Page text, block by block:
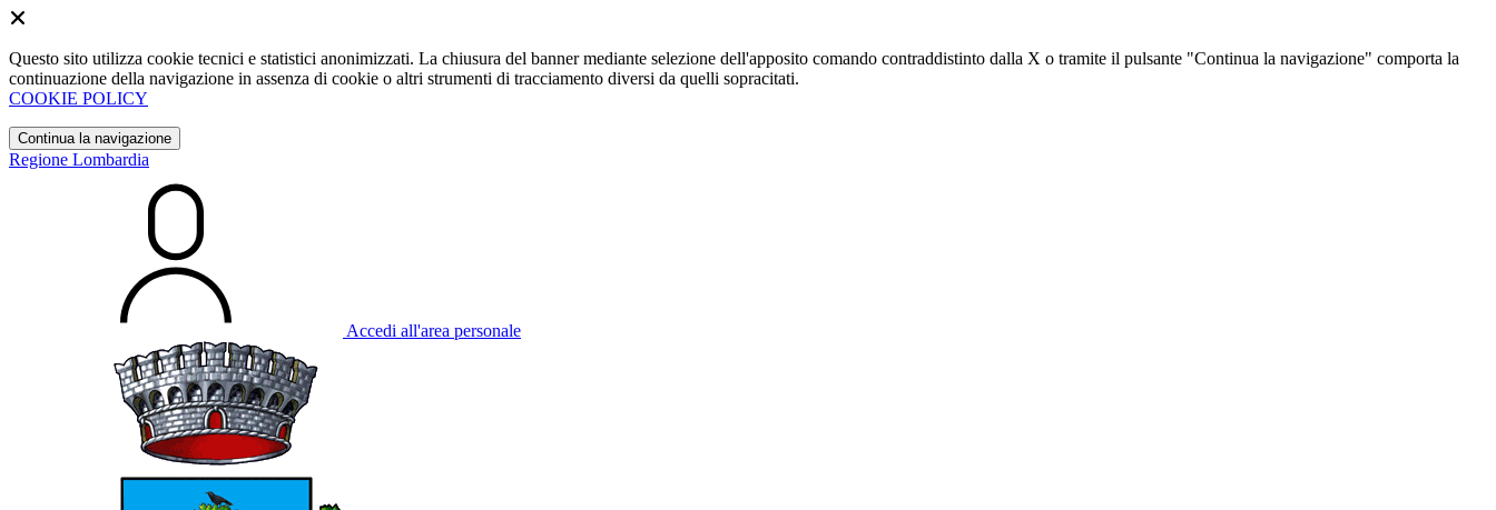
Questo sito utilizza cookie tecnici e statistici anonimizzati. La chiusura del banner mediante selezione dell'apposito comando contraddistinto dalla X o tramite il pulsante "Continua la navigazione" comporta la
continuazione della navigazione in assenza di cookie o altri strumenti di tracciamento diversi da quelli sopracitati.
COOKIE POLICY
Continua la navigazione
Regione Lombardia
Accedi all'area personale